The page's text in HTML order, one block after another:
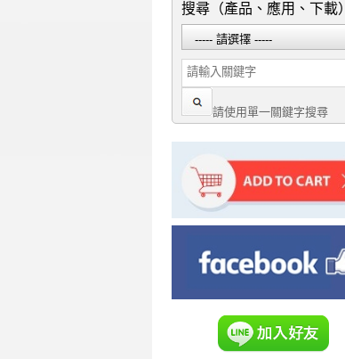
搜尋（產品、應用、下載）
請使用單一關鍵字搜尋